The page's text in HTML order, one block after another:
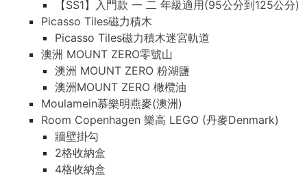
【SS1】入門款 一 二 年級適用(95公分到125公分)
Picasso Tiles磁力積木
Picasso Tiles磁力積木迷宮軌道
澳洲 MOUNT ZERO零號山
澳洲 MOUNT ZERO 粉湖鹽
澳洲MOUNT ZERO 橄欖油
Moulamein慕樂明燕麥(澳洲)
Room Copenhagen 樂高 LEGO (丹麥Denmark)
牆壁掛勾
2格收納盒
4格收納盒